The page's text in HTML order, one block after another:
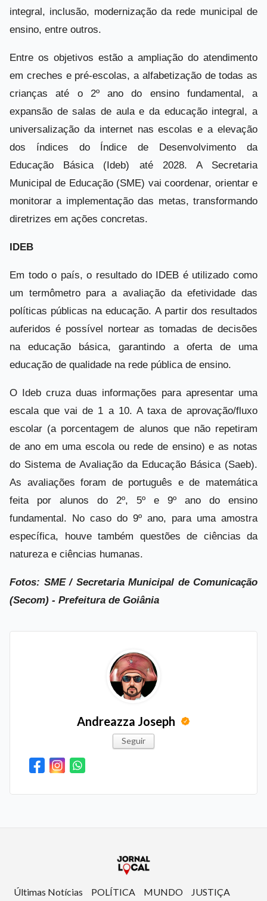
integral, inclusão, modernização da rede municipal de
ensino, entre outros.
Entre os objetivos estão a ampliação do atendimento
em creches e pré-escolas, a alfabetização de todas as
crianças até o 2º ano do ensino fundamental, a
expansão de salas de aula e da educação integral, a
universalização da internet nas escolas e a elevação
dos índices do Índice de Desenvolvimento da
Educação Básica (Ideb) até 2028. A Secretaria
Municipal de Educação (SME) vai coordenar, orientar e
monitorar a implementação das metas, transformando
diretrizes em ações concretas.
IDEB
Em todo o país, o resultado do IDEB é utilizado como
um termômetro para a avaliação da efetividade das
políticas públicas na educação. A partir dos resultados
auferidos é possível nortear as tomadas de decisões
na educação básica, garantindo a oferta de uma
educação de qualidade na rede pública de ensino.
O Ideb cruza duas informações para apresentar uma
escala que vai de 1 a 10. A taxa de aprovação/fluxo
escolar (a porcentagem de alunos que não repetiram
de ano em uma escola ou rede de ensino) e as notas
do Sistema de Avaliação da Educação Básica (Saeb).
As avaliações foram de português e de matemática
feita por alunos do 2º, 5º e 9º ano do ensino
fundamental. No caso do 9º ano, para uma amostra
específica, houve também questões de ciências da
natureza e ciências humanas.
Fotos: SME / Secretaria Municipal de Comunicação
(Secom) - Prefeitura de Goiânia
Andreazza Joseph
Seguir
Últimas Notícias POLÍTICA MUNDO JUSTIÇA